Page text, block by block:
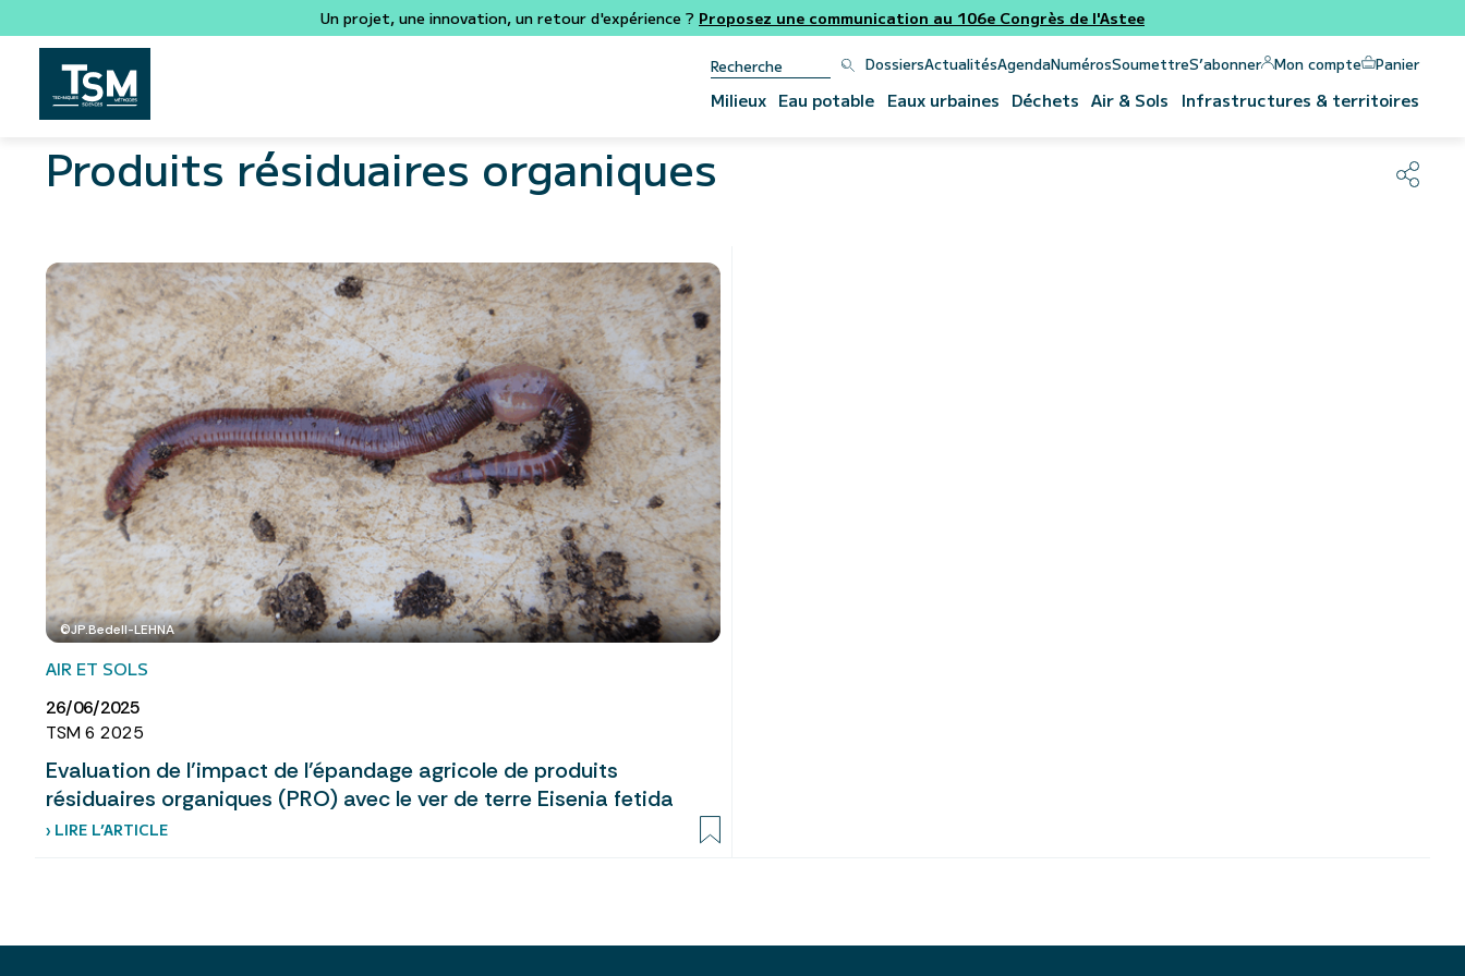
Un projet, une innovation, un retour d'expérience ? Proposez une communication au 106e Congrès de l'Astee
DossiersActualitésAgendaNumérosSoumettreS’abonner Mon compte Panier
Milieux Eau potable Eaux urbaines Déchets Air & Sols Infrastructures & territoires
Produits résiduaires organiques
©JP.Bedell-LEHNA
AIR ET SOLS
26/06/2025
TSM 6 2025
Evaluation de l’impact de l’épandage agricole de produits
résiduaires organiques (PRO) avec le ver de terre Eisenia fetida
› LIRE L’ARTICLE